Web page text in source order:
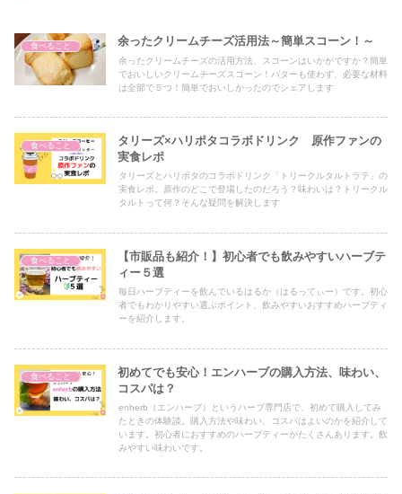
食べること 余ったクリームチーズ活用法～簡単スコーン！～
余ったクリームチーズの活用方法、スコーンはいかがですか？簡単
でおいしいクリームチーズスコーン！バターも使わず、必要な材料
は全部で５つ！簡単でおいしかったのでシェアします
食べること
タリーズ×ハリポタコラボドリンク 原作ファンの
実食レポ
タリーズとハリポタのコラボドリンク「トリークルタルトラテ」の
実食レポ。原作のどこで登場したのだろう？味わいは？トリークル
タルトって何？そんな疑問を解決します
食べること
【市販品も紹介！】初心者でも飲みやすいハーブテ
ィー５選
毎日ハーブティーを飲んでいるはるか（はるってぃー）です。初心
者でもわかりやすい選ぶポイント、飲みやすいおすすめハーブティ
ーを紹介します。
食べること
初めてでも安心！エンハーブの購入方法、味わい、
コスパは？
enherb（エンハーブ）というハーブ専門店で、初めて購入してみ
たときの体験談。購入方法や味わい、コスパはよいのかを紹介して
います。初心者におすすめのハーブティーがたくさんあります。飲
みやすい味わいです。